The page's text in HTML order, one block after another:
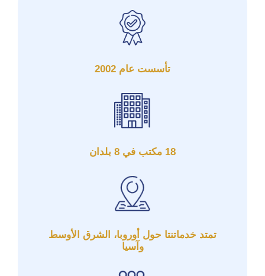
تأسست عام 2002
18 مكتب في 8 بلدان
تمتد خدماتنتا حول أوروبا، الشرق الأوسط
وآسيا